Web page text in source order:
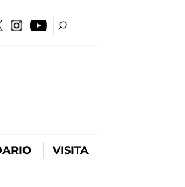
VISITA